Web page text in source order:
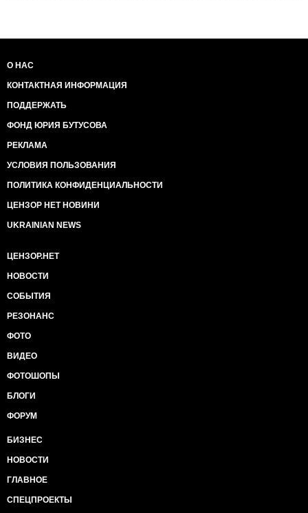
О НАС
КОНТАКТНАЯ ИНФОРМАЦИЯ
ПОДДЕРЖАТЬ
ФОНД ЮРИЯ БУТУСОВА
РЕКЛАМА
УСЛОВИЯ ПОЛЬЗОВАНИЯ
ПОЛИТИКА КОНФИДЕНЦИАЛЬНОСТИ
ЦЕНЗОР НЕТ НОВИНИ
UKRAINIAN NEWS
ЦЕНЗОР.НЕТ
НОВОСТИ
СОБЫТИЯ
РЕЗОНАНС
ФОТО
ВИДЕО
ФОТОШОПЫ
БЛОГИ
ФОРУМ
БИЗНЕС
НОВОСТИ
ГЛАВНОЕ
СПЕЦПРОЕКТЫ